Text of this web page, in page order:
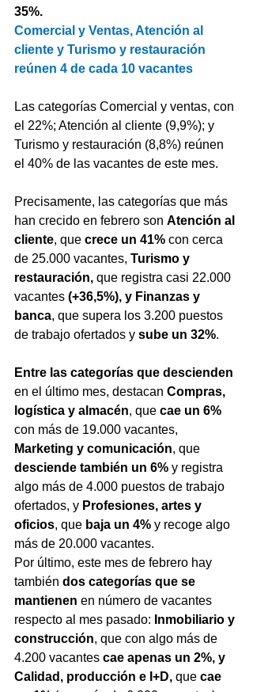
35%.
Comercial y Ventas, Atención al
cliente y Turismo y restauración
reúnen 4 de cada 10 vacantes
Las categorías Comercial y ventas, con
el 22%; Atención al cliente (9,9%); y
Turismo y restauración (8,8%) reúnen
el 40% de las vacantes de este mes.
Precisamente, las categorías que más
han crecido en febrero son Atención al
cliente, que crece un 41% con cerca
de 25.000 vacantes, Turismo y
restauración, que registra casi 22.000
vacantes (+36,5%), y Finanzas y
banca, que supera los 3.200 puestos
de trabajo ofertados y sube un 32%.
Entre las categorías que descienden
en el último mes, destacan Compras,
logística y almacén, que cae un 6%
con más de 19.000 vacantes,
Marketing y comunicación, que
desciende también un 6% y registra
algo más de 4.000 puestos de trabajo
ofertados, y Profesiones, artes y
oficios, que baja un 4% y recoge algo
más de 20.000 vacantes.
Por último, este mes de febrero hay
también dos categorías que se
mantienen en número de vacantes
respecto al mes pasado: Inmobiliario y
construcción, que con algo más de
4.200 vacantes cae apenas un 2%, y
Calidad, producción e I+D, que cae